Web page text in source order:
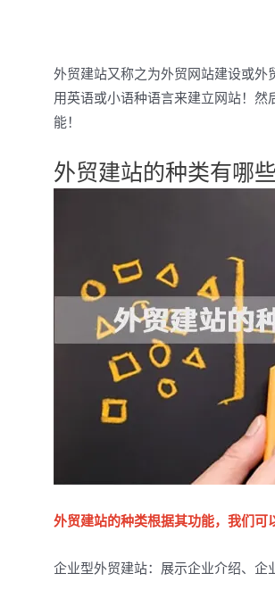
外贸建站又称之为外贸网站建设或
用英语或小语种语言来建立网站！
能！
外贸建站的种类有哪些
外贸建站的种类根据其功能，我们可
企业型外贸建站：展示企业介绍、企